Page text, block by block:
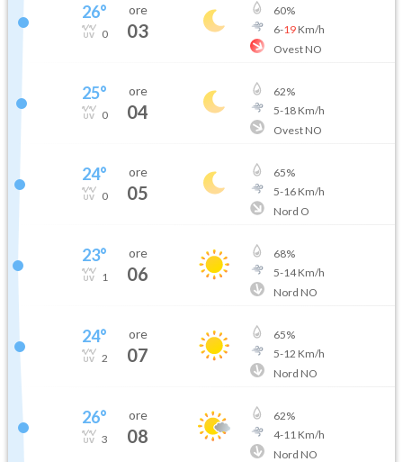
26°
0
ore
03
60%
6-19Km/h
Ovest NO
25°
0
ore
04
62%
5-18Km/h
Ovest NO
24°
0
ore
05
65%
5-16Km/h
Nord O
23°
1
ore
06
68%
5-14Km/h
Nord NO
24°
2
ore
07
65%
5-12 Km/h
Nord NO
26°
3
ore
08
62%
4-11Km/h
Nord NO